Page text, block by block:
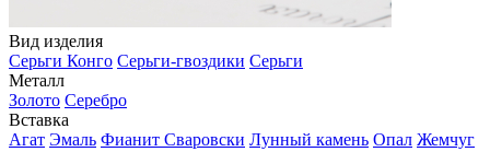
Вид изделия
Серьги Конго Серьги-гвоздики Серьги
Металл
Золото Серебро
Вставка
Агат Эмаль Фианит Сваровски Лунный камень Опал Жемчуг